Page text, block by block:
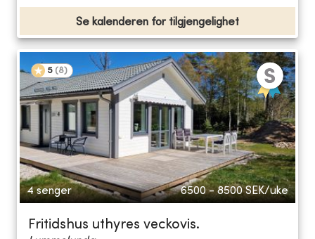
Se kalenderen for tilgjengelighet
5 (8)
4 senger 6500 - 8500 SEK/uke
Fritidshus uthyres veckovis.